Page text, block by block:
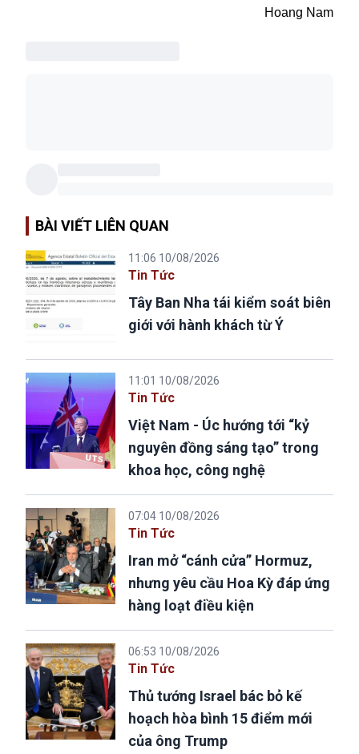
Hoang Nam
BÀI VIẾT LIÊN QUAN
11:06 10/08/2026
Tin Tức
Tây Ban Nha tái kiểm soát biên
giới với hành khách từ Ý
11:01 10/08/2026
Tin Tức
Việt Nam - Úc hướng tới “kỷ
nguyên đồng sáng tạo” trong
khoa học, công nghệ
07:04 10/08/2026
Tin Tức
Iran mở “cánh cửa” Hormuz,
nhưng yêu cầu Hoa Kỳ đáp ứng
hàng loạt điều kiện
06:53 10/08/2026
Tin Tức
Thủ tướng Israel bác bỏ kế
hoạch hòa bình 15 điểm mới
của ông Trump